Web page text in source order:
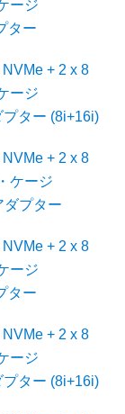
ージ
ター
+ 2 x 8
ージ
ター (8i+16i)
+ 2 x 8
ケージ
ダプター
+ 2 x 8
ージ
ター
+ 2 x 8
ージ
ター (8i+16i)